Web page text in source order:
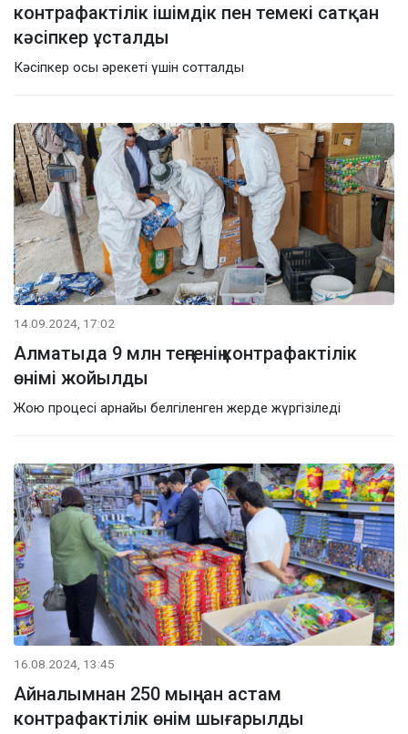
контрафактілік ішімдік пен темекі сатқан
кәсіпкер ұсталды
Кәсіпкер осы әрекеті үшін сотталды
14.09.2024, 17:02
Алматыда 9 млн теңгенің контрафактілік
өнімі жойылды
Жою процесі арнайы белгіленген жерде жүргізіледі
16.08.2024, 13:45
Айналымнан 250 мыңнан астам
контрафактілік өнім шығарылды